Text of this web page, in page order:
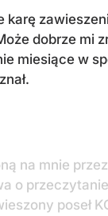
karę
dobrze mi
miesiące w
na mnie
o
poseł